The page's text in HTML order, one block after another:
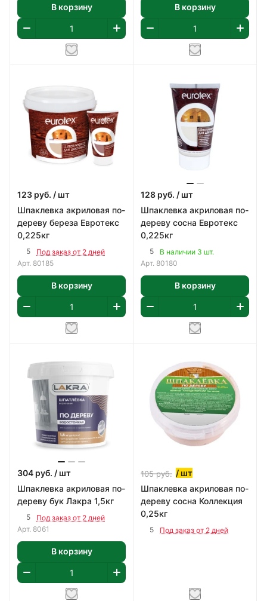
В корзину В корзину
123 руб. / шт
Шпаклевка акриловая по-
дереву береза Евротекс
0,225кг
5
Под заказ от 2 дней
Арт. 80185
В корзину
128 руб. / шт
Шпаклевка акриловая по-
дереву сосна Евротекс
0,225кг
5
В наличии 3 шт.
Арт. 80180
В корзину
304 руб. / шт
Шпаклевка акриловая по-
дереву бук Лакра 1,5кг
5
Под заказ от 2 дней
Арт. 8061
В корзину
105руб. / шт
Шпаклевка акриловая по-
дереву сосна Коллекция
0,25кг
5 Под заказ от 2 дней